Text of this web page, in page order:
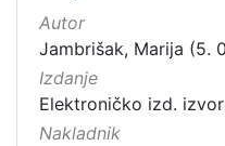
Autor
Jambrišak, Marija (5.
Izdanje
Elektroničko izd.
Nakladnik